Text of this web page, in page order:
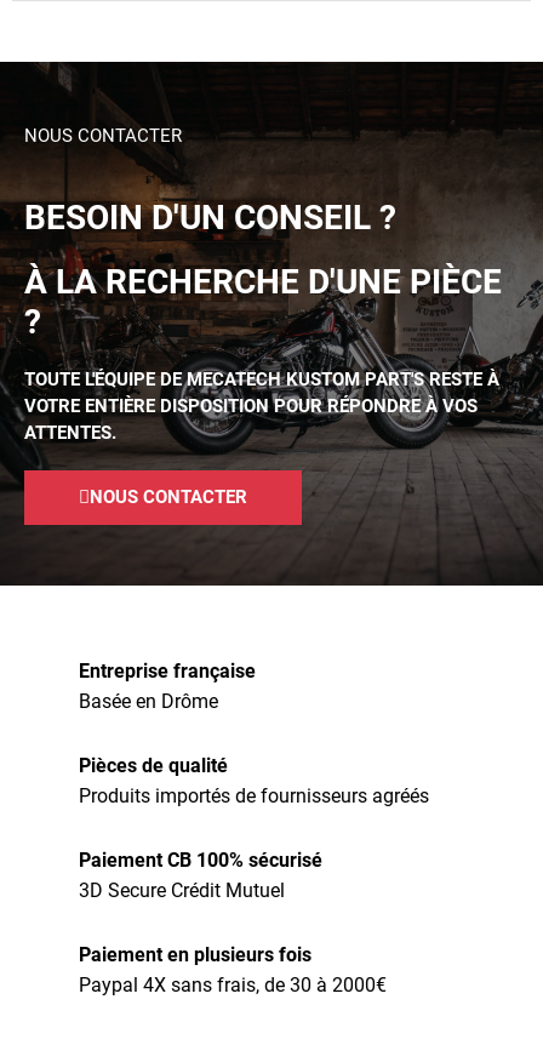
NOUS CONTACTER
BESOIN D'UN CONSEIL ?
À LA RECHERCHE D'UNE PIÈCE
?
TOUTE L'ÉQUIPE DE MECATECH KUSTOM PART'S RESTE À
VOTRE ENTIÈRE DISPOSITION POUR RÉPONDRE À VOS
ATTENTES.
NOUS CONTACTER
Entreprise française
Basée en Drôme
Pièces de qualité
Produits importés de fournisseurs agréés
Paiement CB 100% sécurisé
3D Secure Crédit Mutuel
Paiement en plusieurs fois
Paypal 4X sans frais, de 30 à 2000€